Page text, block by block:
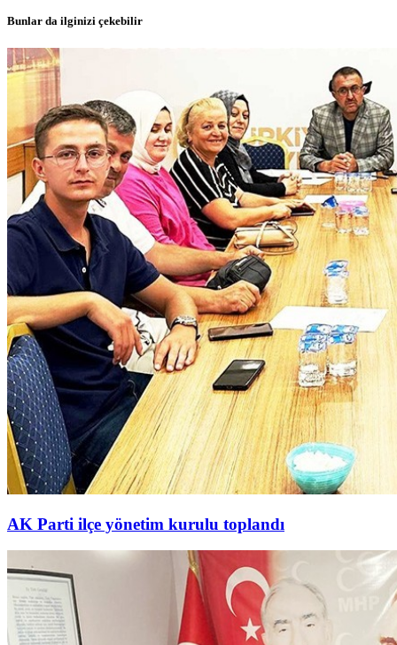
Bunlar da ilginizi çekebilir
AK Parti ilçe yönetim kurulu toplandı